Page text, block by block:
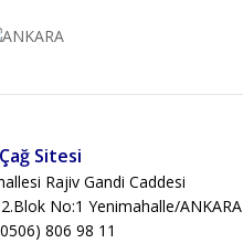
Sitesi
Rajiv Gandi Caddesi
No:1 Yenimahalle/ANKARA
806 98 11